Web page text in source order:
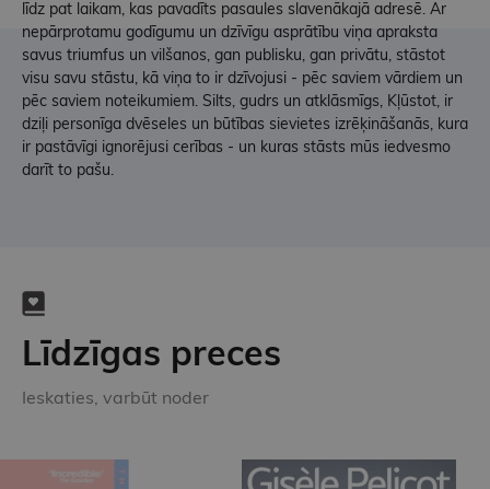
līdz pat laikam, kas pavadīts pasaules slavenākajā adresē. Ar
nepārprotamu godīgumu un dzīvīgu asprātību viņa apraksta
savus triumfus un vilšanos, gan publisku, gan privātu, stāstot
visu savu stāstu, kā viņa to ir dzīvojusi - pēc saviem vārdiem un
pēc saviem noteikumiem. Silts, gudrs un atklāsmīgs, Kļūstot, ir
dziļi personīga dvēseles un būtības sievietes izrēķināšanās, kura
ir pastāvīgi ignorējusi cerības - un kuras stāsts mūs iedvesmo
darīt to pašu.
Līdzīgas preces
Ieskaties, varbūt noder